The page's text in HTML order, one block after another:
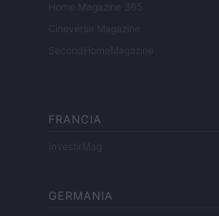
Home Magazine 365
Cineverse Magazine
SecondHomeMagazine
FRANCIA
InvestirMag
GERMANIA